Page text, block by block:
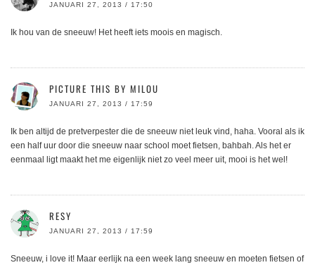
JANUARI 27, 2013 / 17:50
Ik hou van de sneeuw! Het heeft iets moois en magisch.
PICTURE THIS BY MILOU
JANUARI 27, 2013 / 17:59
Ik ben altijd de pretverpester die de sneeuw niet leuk vind, haha. Vooral als ik
een half uur door die sneeuw naar school moet fietsen, bahbah. Als het er
eenmaal ligt maakt het me eigenlijk niet zo veel meer uit, mooi is het wel!
RESY
JANUARI 27, 2013 / 17:59
Sneeuw, i love it! Maar eerlijk na een week lang sneeuw en moeten fietsen of